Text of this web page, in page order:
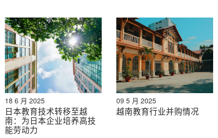
18 6 月 2025
日本教育技术转移至越
南：为日本企业培养高技
能劳动力
09 5 月 2025
越南教育行业并购情况